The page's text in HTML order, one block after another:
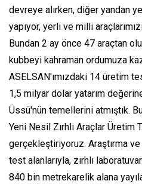
devreye alırken, diğer yandan
yapıyor, yerli ve milli
Bundan 2 ay önce 47 araçtan
kubbeyi kahraman ordumuza
ASELSAN'ımızdaki 14 üretim
1,5 milyar dolar yatarım
Üssü'nün temellerini atmıştık.
Yeni Nesil Zırhlı Araçlar Üretim
gerçekleştiriyoruz. Araştırma
test alanlarıyla, zırhlı
840 bin metrekarelik alana